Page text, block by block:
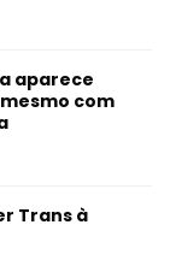
aparece
com
Trans à